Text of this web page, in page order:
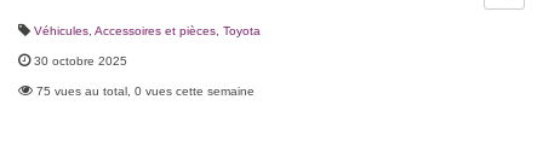
Véhicules Accessoires et pièces Toyota
30 octobre 2025
75 vues au total, 0 vues cette semaine